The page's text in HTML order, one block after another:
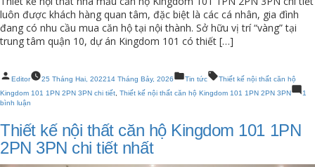
luôn được khách hàng quan tâm, đặc biệt là các cá nhân, gia đình
đang có nhu cầu mua căn hộ tại nội thành. Sở hữu vị trí “vàng” tại
trung tâm quận 10, dự án Kingdom 101 có thiết […]
Posted
by
Editor 25 Tháng Hai, 202214 Tháng Bảy, 2026
in
Tin tức
Tags:
Thiết kế nội thất căn hộ
Kingdom 101 1PN 2PN 3PN chi tiết Thiết kế nội thất căn hộ Kingdom 101 1PN 2PN 3PN
1
bình luận
nội
thất
nhà
Thiết kế nội thất căn hộ Kingdom 101 1PN
2PN 3PN chi tiết nhất